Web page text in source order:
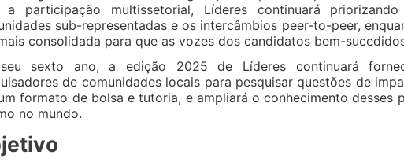
a participação multissetorial, Líderes continuará
sub-representadas e os intercâmbios peer-to-peer,
consolidada para que as vozes dos candidatos bem-
sexto ano, a edição 2025 de Líderes continuará
de comunidades locais para pesquisar questões de
formato de bolsa e tutoria, e ampliará o conhecimento desses
no mundo.